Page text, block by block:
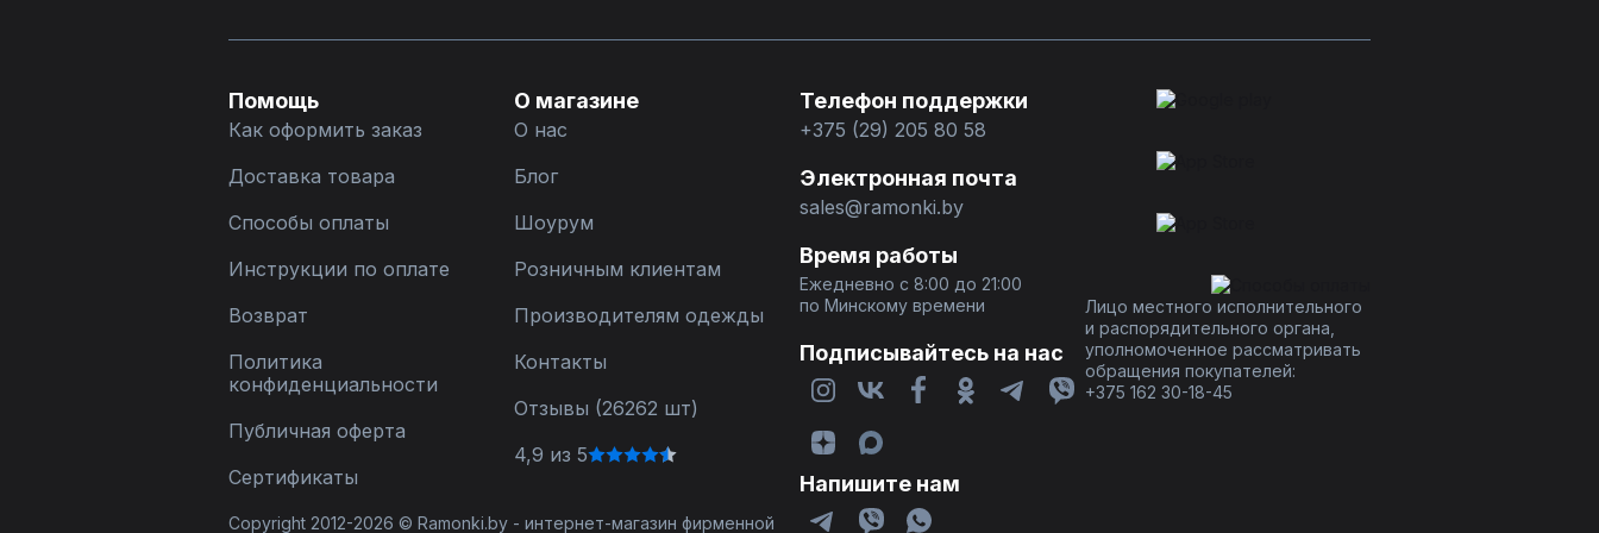
Помощь
Как оформить заказ
Доставка товара
Способы оплаты
Инструкции по оплате
Возврат
Политика
конфиденциальности
Публичная оферта
Сертификаты
О магазине
О нас
Блог
Шоурум
Розничным клиентам
Производителям одежды
Контакты
Отзывы (26262 шт)
4,9 из 5
Телефон поддержки
+375 (29) 205 80 58
Электронная почта
sales@ramonki.by
Время работы
Ежедневно с 8:00 до 21:00
по Минскому времени
Подписывайтесь на нас
Напишите нам
Лицо местного исполнительного
и распорядительного органа,
уполномоченное рассматривать
обращения покупателей:
+375 162 30-18-45
Copyright 2012-2026 © Ramonki.by - интернет-магазин фирменной